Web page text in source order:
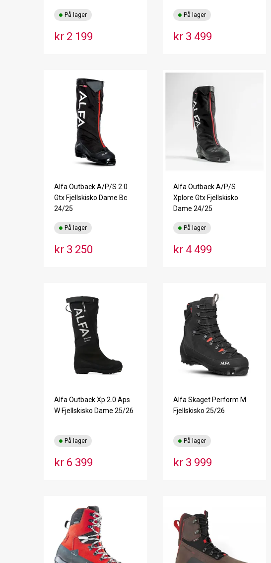
kr 2 199
På lager
kr 3 499
På lager
Alfa Outback A/P/S 2.0
Gtx Fjellskisko Dame Bc
24/25
kr 3 250
På lager
Alfa Outback A/P/S
Xplore Gtx Fjellskisko
Dame 24/25
kr 4 499
På lager
Alfa Outback Xp 2.0 Aps
W Fjellskisko Dame 25/26
kr 6 399
På lager
Alfa Skaget Perform M
Fjellskisko 25/26
kr 3 999
På lager